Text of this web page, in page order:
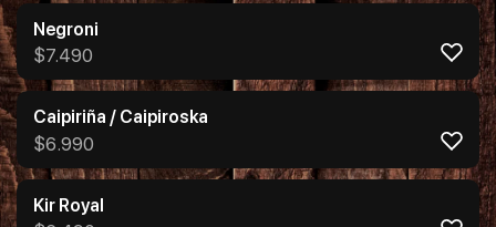
Negroni
$7.490
Caipiriña / Caipiroska
$6.990
Kir Royal